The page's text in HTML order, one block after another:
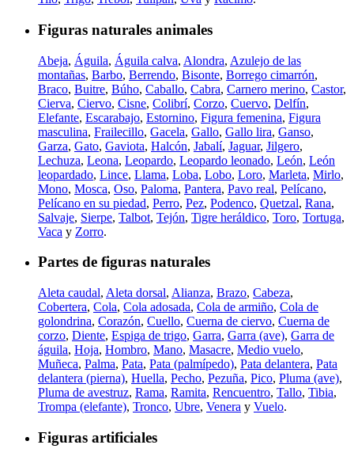
Figuras naturales animales
Abeja, Águila, Águila calva, Alondra, Azulejo de las
montañas, Barbo, Berrendo, Bisonte, Borrego cimarrón,
Braco, Buitre, Búho, Caballo, Cabra, Carnero merino, Castor,
Cierva, Ciervo, Cisne, Colibrí, Corzo, Cuervo, Delfín,
Elefante, Escarabajo, Estornino, Figura femenina, Figura
masculina, Frailecillo, Gacela, Gallo, Gallo lira, Ganso,
Garza, Gato, Gaviota, Halcón, Jabalí, Jaguar, Jilgero,
Lechuza, Leona, Leopardo, Leopardo leonado, León, León
leopardado, Lince, Llama, Loba, Lobo, Loro, Marleta, Mirlo,
Mono, Mosca, Oso, Paloma, Pantera, Pavo real, Pelícano,
Pelícano en su piedad, Perro, Pez, Podenco, Quetzal, Rana,
Salvaje, Sierpe, Talbot, Tejón, Tigre heráldico, Toro, Tortuga,
Vaca y Zorro.
Partes de figuras naturales
Aleta caudal, Aleta dorsal, Alianza, Brazo, Cabeza,
Cobertera, Cola, Cola adosada, Cola de armiño, Cola de
golondrina, Corazón, Cuello, Cuerna de ciervo, Cuerna de
corzo, Diente, Espiga de trigo, Garra, Garra (ave), Garra de
águila, Hoja, Hombro, Mano, Masacre, Medio vuelo,
Muñeca, Palma, Pata, Pata (palmípedo), Pata delantera, Pata
delantera (pierna), Huella, Pecho, Pezuña, Pico, Pluma (ave),
Pluma de avestruz, Rama, Ramita, Rencuentro, Tallo, Tibia,
Trompa (elefante), Tronco, Ubre, Venera y Vuelo.
Figuras artificiales